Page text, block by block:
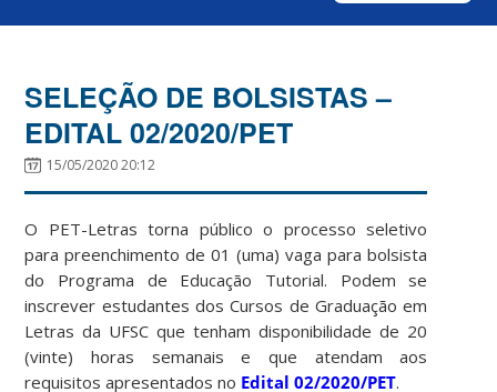
SELEÇÃO DE BOLSISTAS –
EDITAL 02/2020/PET
15/05/2020 20:12
O PET-Letras torna público o processo seletivo
para preenchimento de 01 (uma) vaga para bolsista
do Programa de Educação Tutorial. Podem se
inscrever estudantes dos Cursos de Graduação em
Letras da UFSC que tenham disponibilidade de 20
(vinte) horas semanais e que atendam aos
requisitos apresentados no Edital 02/2020/PET.